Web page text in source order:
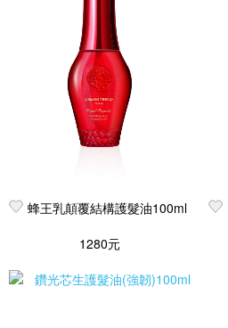
蜂王乳顛覆結構護髮油100ml
1280元